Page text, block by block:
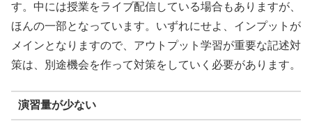
す。中には授業をライブ配信している場合もありますが、
ほんの一部となっています。いずれにせよ、インプットが
メインとなりますので、アウトプット学習が重要な記述対
策は、別途機会を作って対策をしていく必要があります。
演習量が少ない